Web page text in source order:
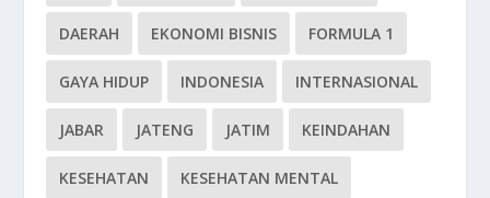
DAERAH EKONOMI BISNIS FORMULA 1
GAYA HIDUP INDONESIA INTERNASIONAL
JABAR JATENG JATIM KEINDAHAN
KESEHATAN KESEHATAN MENTAL